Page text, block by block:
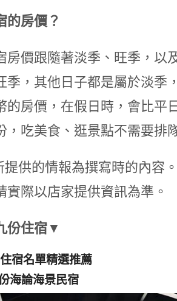
的房價？
房價跟隨著淡季、旺季，以
季，其他日子都是屬於淡季
的房價，在假日時，會比平
，吃美食、逛景點不需要排
供的情報為撰寫時的內容
實際以店家提供資訊為準。
份住宿▼
宿名單精選推薦
海論海景民宿